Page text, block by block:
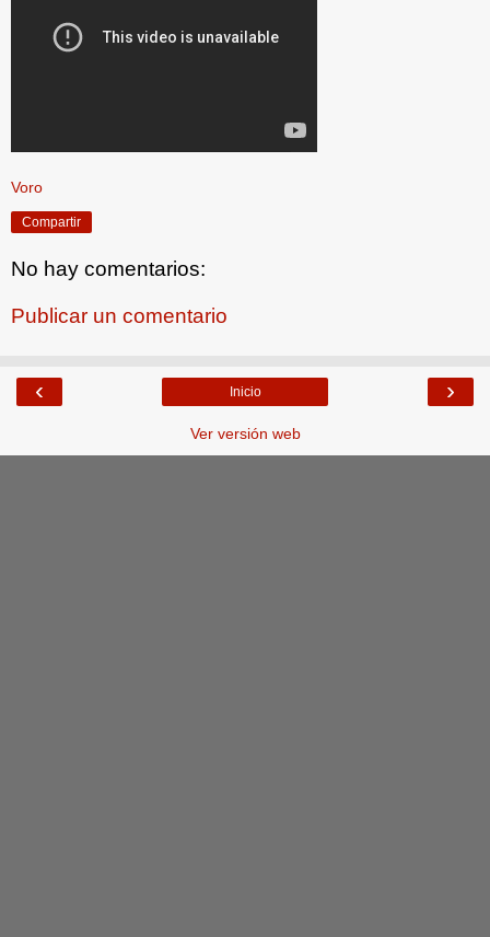
Voro
Compartir
No hay comentarios:
Publicar un comentario
‹ ›
Inicio
Ver versión web